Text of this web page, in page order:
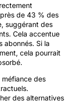
près de 43 % des
suggérant des
Cela accentue
abonnés. Si la
cela pourrait
des
des alternatives